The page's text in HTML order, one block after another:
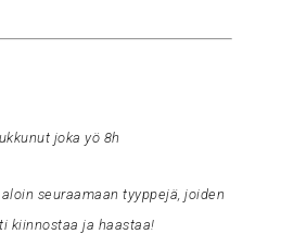
joka yö 8h
seuraamaan tyyppejä, joiden
kiinnostaa ja haastaa!